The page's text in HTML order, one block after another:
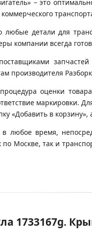
– это
любые детали для
компании всегда
запчастей
производителя
оценки
маркировки.
«Добавить в
любое время,
по Москве, так и
1733167g.